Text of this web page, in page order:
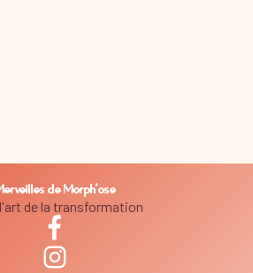
de Morph'ose
de la transformation